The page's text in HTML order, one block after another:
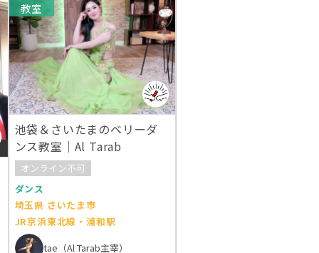
教室
池袋＆さいたまのベリーダ
ンス教室｜Al Tarab
オンライン不可
ダンス
埼玉県 さいたま市
JR京浜東北線・浦和駅
tae（Al Tarab主宰）